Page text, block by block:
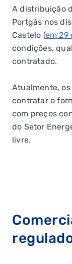
A distribuição
Portgás nos
Castelo (em 29
condições,
contratado.
Atualmente,
contratar o
com preços
do Setor
livre.